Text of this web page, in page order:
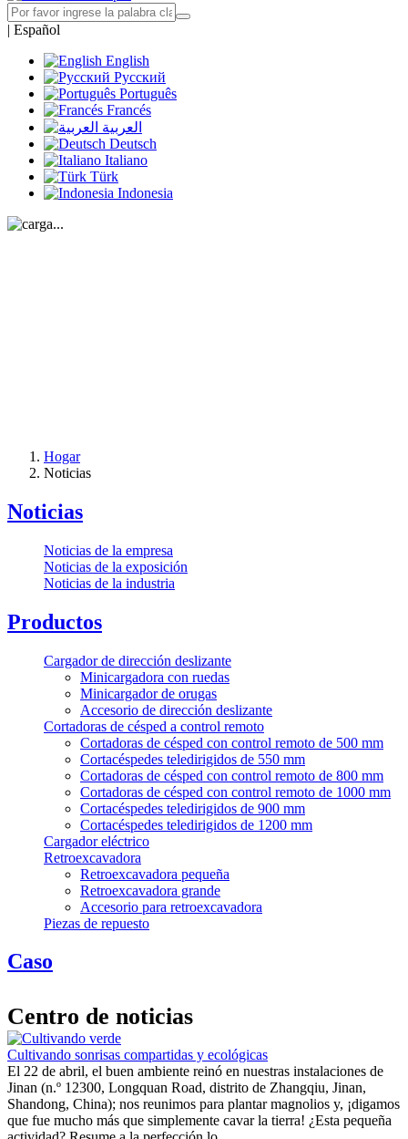
| Español
English
Русский
Português
Francés
العربية
Deutsch
Italiano
Türk
Indonesia
Hogar
Noticias
Noticias
Noticias de la empresa
Noticias de la exposición
Noticias de la industria
Productos
Cargador de dirección deslizante
Minicargadora con ruedas
Minicargador de orugas
Accesorio de dirección deslizante
Cortadoras de césped a control remoto
Cortadoras de césped con control remoto de 500 mm
Cortacéspedes teledirigidos de 550 mm
Cortadoras de césped con control remoto de 800 mm
Cortadoras de césped con control remoto de 1000 mm
Cortacéspedes teledirigidos de 900 mm
Cortacéspedes teledirigidos de 1200 mm
Cargador eléctrico
Retroexcavadora
Retroexcavadora pequeña
Retroexcavadora grande
Accesorio para retroexcavadora
Piezas de repuesto
Caso
Centro de noticias
Cultivando sonrisas compartidas y ecológicas
El 22 de abril, el buen ambiente reinó en nuestras instalaciones de
Jinan (n.º 12300, Longquan Road, distrito de Zhangqiu, Jinan,
Shandong, China); nos reunimos para plantar magnolios y, ¡digamos
que fue mucho más que simplemente cavar la tierra! ¿Esta pequeña